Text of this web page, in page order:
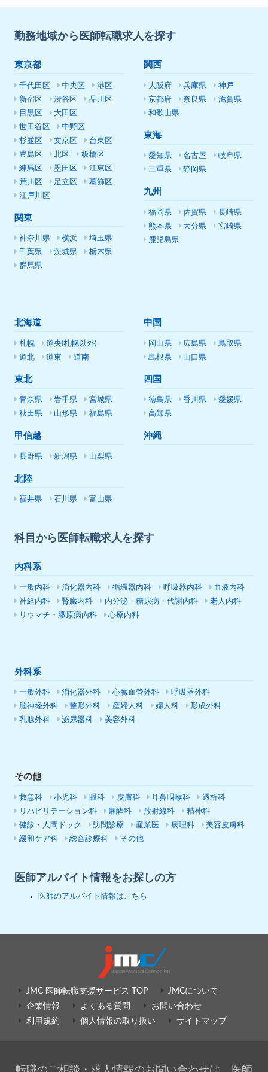
勤務地域から医師転職求人を探す
東京都
千代田区 中央区
港区
新宿区
渋谷区
品川区
目黒区
大田区
世田谷区
中野区
杉並区
文京区
台東区
豊島区
北区
板橋区
練馬区
墨田区
江東区
荒川区
足立区
葛飾区
江戸川区
関東
神奈川県 横浜
埼玉県
千葉県
茨城県
栃木県
群馬県
関西
大阪府 兵庫県
神戸
京都府
奈良県
滋賀県
和歌山県
東海
愛知県 名古屋
岐阜県
三重県
静岡県
九州
福岡県 佐賀県
長崎県
熊本県
大分県
宮崎県
鹿児島県
北海道
札幌
道央(札幌以外)
道北
道東 道南
東北
青森県 岩手県
宮城県
秋田県
山形県 福島県
甲信越
長野県 新潟県 山梨県
北陸
福井県 石川県 富山県
中国
岡山県 広島県
鳥取県
島根県
山口県
四国
徳島県 香川県
愛媛県
高知県
沖縄
科目から医師転職求人を探す
内科系
一般内科 消化器内科 循環器内科 呼吸器内科
血液内科
神経内科
腎臓内科 内分泌・糖尿病・代謝内科
老人内科
リウマチ・膠原病内科
心療内科
外科系
一般外科 消化器外科 心臓血管外科
呼吸器外科
脳神経外科
整形外科 産婦人科 婦人科
形成外科
乳腺外科
泌尿器科 美容外科
その他
救急科 小児科 眼科 皮膚科 耳鼻咽喉科
透析科
リハビリテーション科
麻酔科 放射線科
精神科
健診・人間ドック
訪問診療 産業医 病理科
美容皮膚科
緩和ケア科
総合診療科 その他
医師アルバイト情報をお探しの方
医師のアルバイト情報はこちら
JMC 医師転職支援サービス TOP
JMCについて
企業情報
よくある質問
お問い合わせ
利用規約
個人情報の取り扱い サイトマップ